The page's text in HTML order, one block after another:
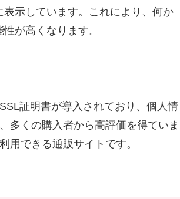
示しています。これにより、何か
が高くなります。
証明書が導入されており、個人情
多くの購入者から高評価を得ていま
用できる通販サイトです。